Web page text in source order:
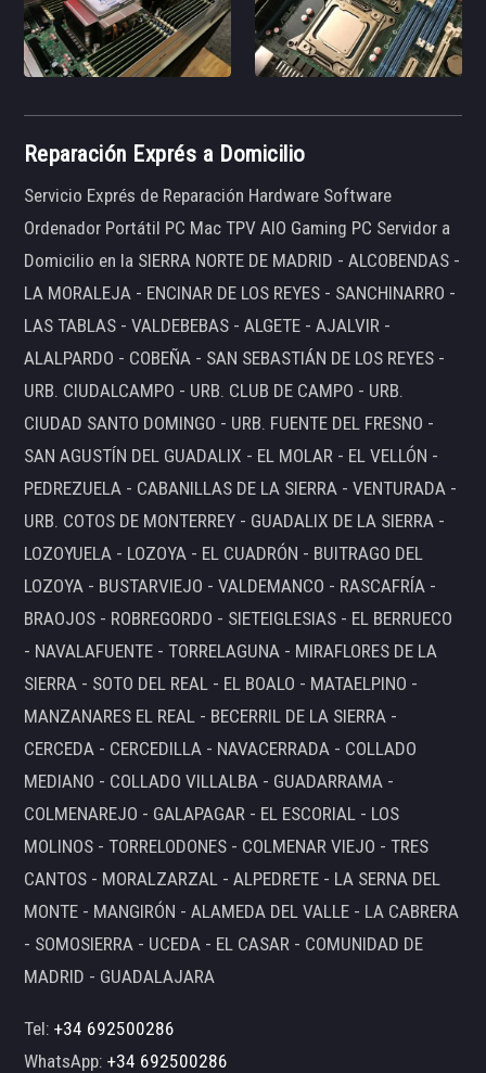
Reparación Exprés a Domicilio
Servicio Exprés de Reparación Hardware Software
Ordenador Portátil PC Mac TPV AIO Gaming PC Servidor a
Domicilio en la SIERRA NORTE DE MADRID - ALCOBENDAS -
LA MORALEJA - ENCINAR DE LOS REYES - SANCHINARRO -
LAS TABLAS - VALDEBEBAS - ALGETE - AJALVIR -
ALALPARDO - COBEÑA - SAN SEBASTIÁN DE LOS REYES -
URB. CIUDALCAMPO - URB. CLUB DE CAMPO - URB.
CIUDAD SANTO DOMINGO - URB. FUENTE DEL FRESNO -
SAN AGUSTÍN DEL GUADALIX - EL MOLAR - EL VELLÓN -
PEDREZUELA - CABANILLAS DE LA SIERRA - VENTURADA -
URB. COTOS DE MONTERREY - GUADALIX DE LA SIERRA -
LOZOYUELA - LOZOYA - EL CUADRÓN - BUITRAGO DEL
LOZOYA - BUSTARVIEJO - VALDEMANCO - RASCAFRÍA -
BRAOJOS - ROBREGORDO - SIETEIGLESIAS - EL BERRUECO
- NAVALAFUENTE - TORRELAGUNA - MIRAFLORES DE LA
SIERRA - SOTO DEL REAL - EL BOALO - MATAELPINO -
MANZANARES EL REAL - BECERRIL DE LA SIERRA -
CERCEDA - CERCEDILLA - NAVACERRADA - COLLADO
MEDIANO - COLLADO VILLALBA - GUADARRAMA -
COLMENAREJO - GALAPAGAR - EL ESCORIAL - LOS
MOLINOS - TORRELODONES - COLMENAR VIEJO - TRES
CANTOS - MORALZARZAL - ALPEDRETE - LA SERNA DEL
MONTE - MANGIRÓN - ALAMEDA DEL VALLE - LA CABRERA
- SOMOSIERRA - UCEDA - EL CASAR - COMUNIDAD DE
MADRID - GUADALAJARA
Tel:+34 692500286
WhatsApp:+34 692500286